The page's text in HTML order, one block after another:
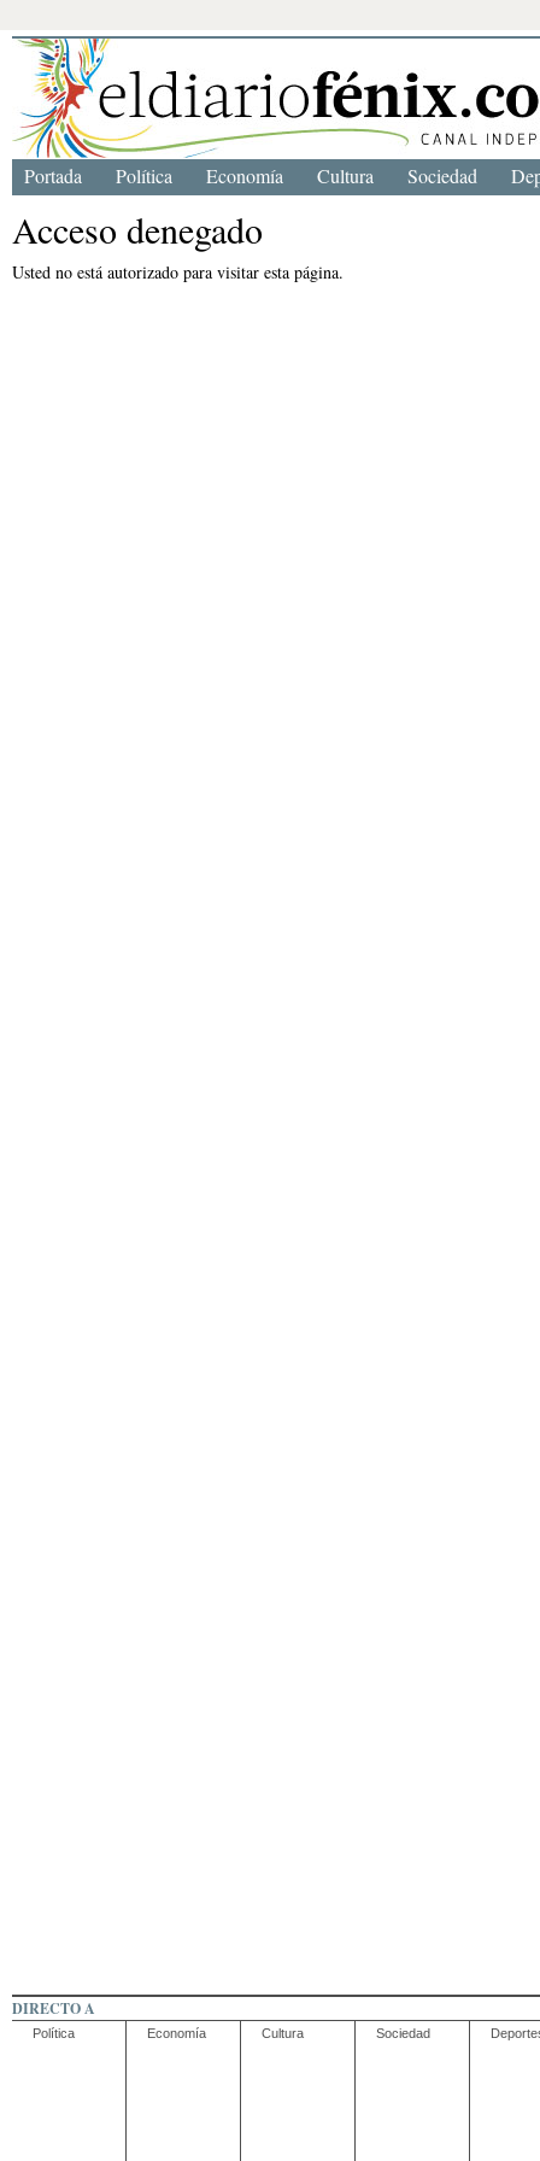
Acceso denegado
Usted no está autorizado para visitar esta página.
Portada Política Economía Cultura Sociedad
DIRECTO A
Política Economía Cultura Sociedad